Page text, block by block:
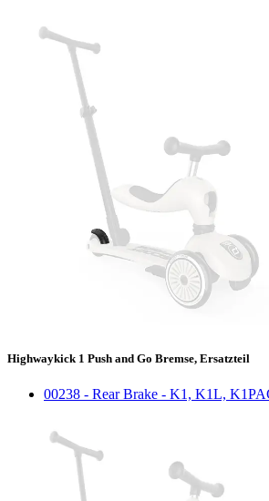
Highwaykick 1 Push and Go Bremse, Ersatzteil
00238 - Rear Brake - K1, K1L,